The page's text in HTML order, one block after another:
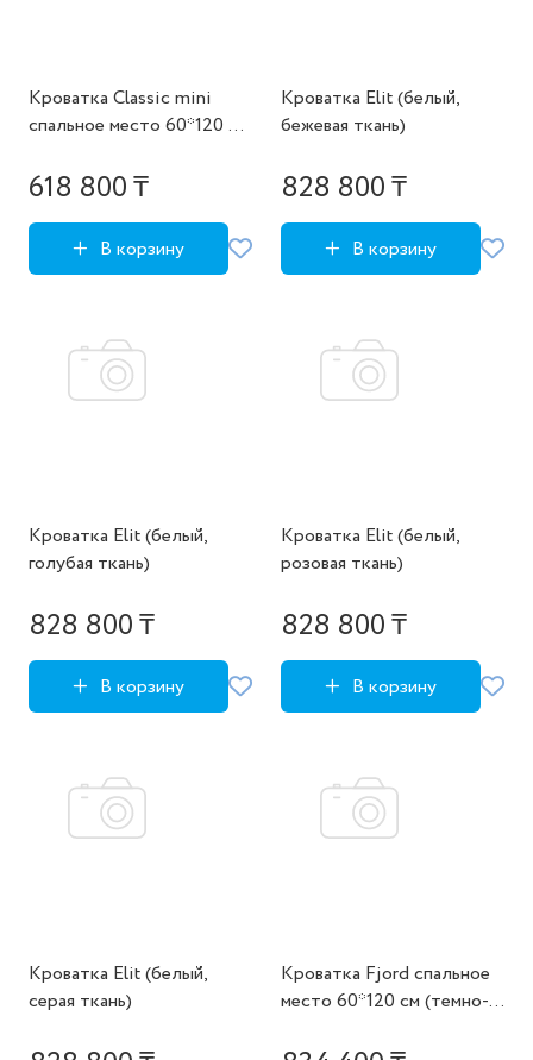
Кроватка Classic mini
спальное место 60*120 см
618 800 ₸
В корзину
Кроватка Elit (белый,
бежевая ткань)
828 800 ₸
В корзину
Кроватка Elit (белый,
голубая ткань)
828 800 ₸
В корзину
Кроватка Elit (белый,
розовая ткань)
828 800 ₸
В корзину
Кроватка Elit (белый,
серая ткань)
Кроватка Fjord спальное
место 60*120 см (темно-